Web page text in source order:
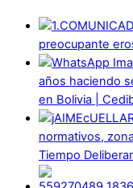
preocupante
años haciendo
en Bolivia |
normativos,
Tiempo